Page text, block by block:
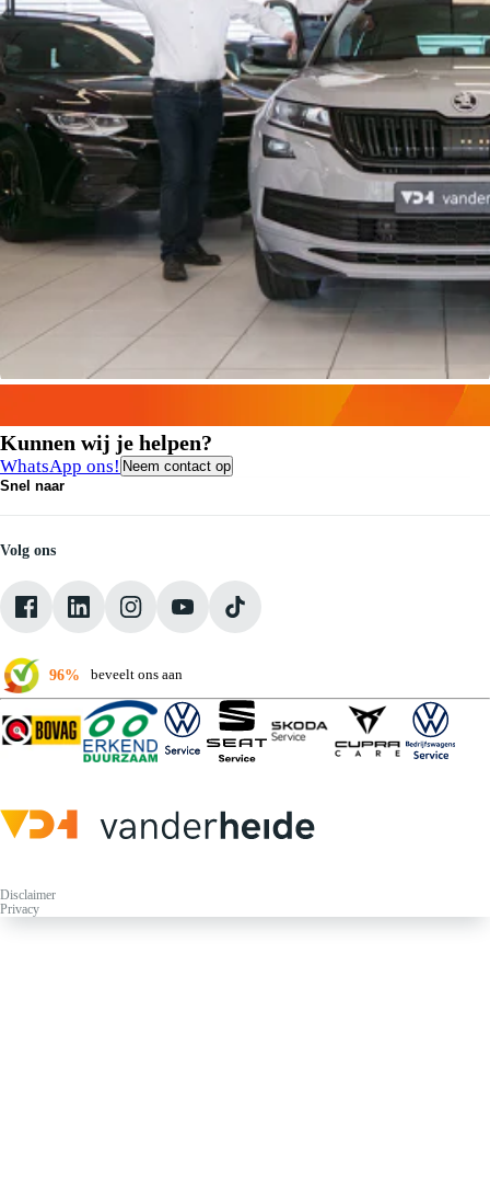
Kunnen wij je helpen?
WhatsApp ons! Neem contact op
Snel naar
Medewerkers
Onze servicebeloften
Pechhulp
Klantbeoordelingen
Verkoopvoorwaarden
Volg ons
96% beveelt ons aan
Disclaimer
Privacy